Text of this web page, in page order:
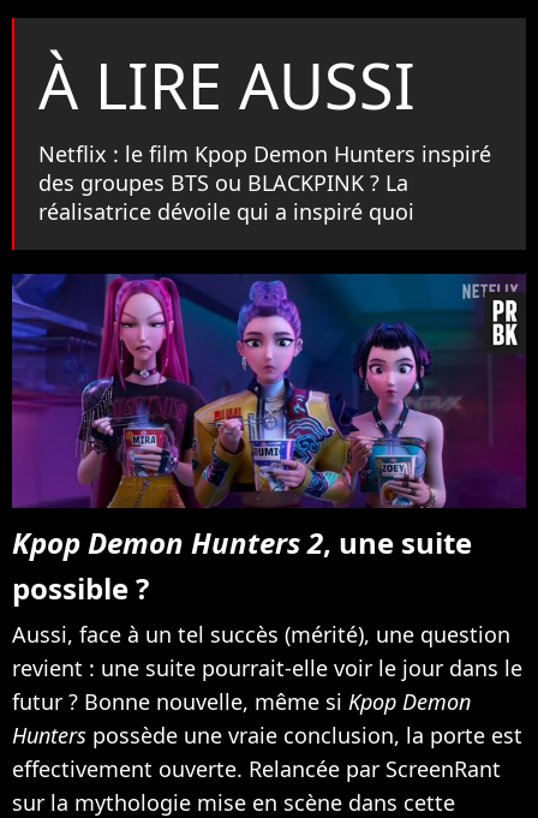
À LIRE AUSSI
Netflix : le film Kpop Demon Hunters inspiré
des groupes BTS ou BLACKPINK ? La
réalisatrice dévoile qui a inspiré quoi
Kpop Demon Hunters 2, une suite
possible ?
Aussi, face à un tel succès (mérité), une question
revient : une suite pourrait-elle voir le jour dans le
futur ? Bonne nouvelle, même si Kpop Demon
Hunters possède une vraie conclusion, la porte est
effectivement ouverte. Relancée par ScreenRant
sur la mythologie mise en scène dans cette